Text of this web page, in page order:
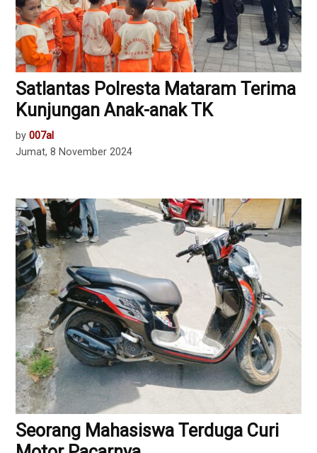
Satlantas Polresta Mataram Terima
Kunjungan Anak-anak TK
by 007al
Jumat, 8 November 2024
Seorang Mahasiswa Terduga Curi